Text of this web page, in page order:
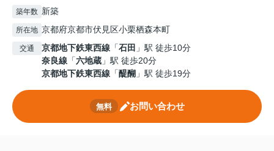
築年数 新築
所在地 京都府京都市伏見区小栗栖森本町
交通 京都地下鉄東西線 「石田 」駅 徒歩10分
奈良線 「六地蔵 」駅 徒歩20分
京都地下鉄東西線 「醍醐 」駅 徒歩19分
無料 お問い合わせ